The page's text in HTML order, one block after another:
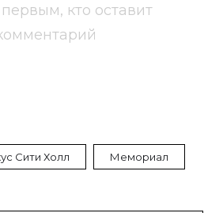
кто оставит
Сити Холл Мемориал